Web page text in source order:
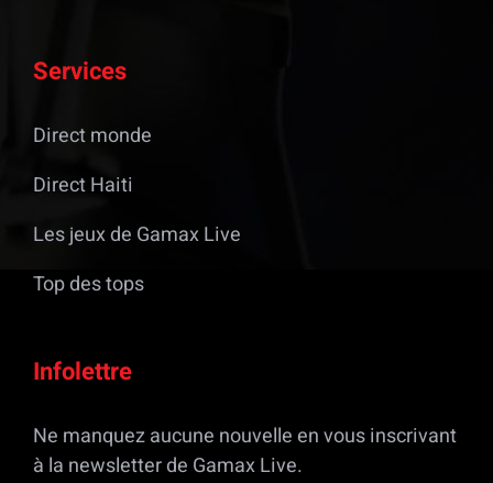
Services
Direct monde
Direct Haiti
Les jeux de Gamax Live
Top des tops
Infolettre
Ne manquez aucune nouvelle en vous inscrivant
à la newsletter de Gamax Live.